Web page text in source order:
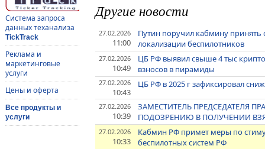
Система запроса
данных теханализа
TickTrack
Реклама и
маркетинговые
услуги
Цены и оферта
Все продукты и
услуги
Другие новости
27.02.2026
11:00
Путин поручил кабмину
локализации беспилотников
27.02.2026
10:49
ЦБ РФ выявил свыше 4 тыс
взносов в пирамиды
27.02.2026
10:43
ЦБ РФ в 2025 г зафиксировал
27.02.2026
10:39
ЗАМЕСТИТЕЛЬ ПРЕДСЕДАТЕЛЯ
ПОДОЗРЕНИЮ В ПОЛУЧЕНИИ
27.02.2026
10:33
Кабмин РФ примет меры по
беспилотных систем РФ